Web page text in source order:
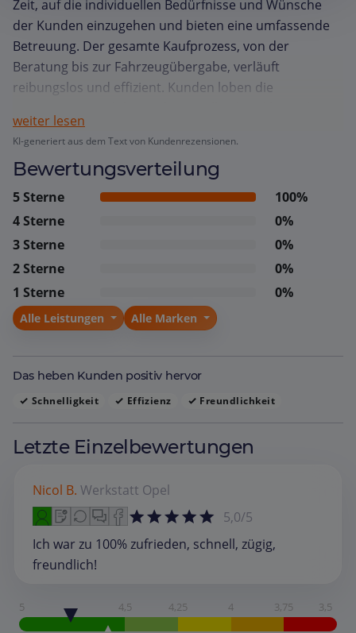
Zeit, auf die individuellen Bedürfnisse und Wünsche
der Kunden einzugehen und bieten eine umfassende
Betreuung. Der gesamte Kaufprozess, von der
Beratung bis zur Fahrzeugübergabe, verläuft
reibungslos und effizient. Kunden loben die
ihnen ein gutes Gefühl und Vertrauen in den Service
gibt. Die Möglichkeit, schnell und unkompliziert Hilfe zu
erhalten, wird ebenfalls sehr geschätzt. Insgesamt
fühlen sich die Kunden gut betreut und sind mit ihrer
weiter lesen
KI-generiert aus dem Text von Kundenrezensionen.
Bewertungsverteilung
5 Sterne
100%
4 Sterne
0%
3 Sterne
0%
2 Sterne
0%
1 Sterne
0%
Alle Leistungen Alle Marken
Das heben Kunden positiv hervor
Schnelligkeit Effizienz Freundlichkeit
Letzte Einzelbewertungen
Nicol B. Werkstatt Opel
5,0/5
Ich war zu 100% zufrieden, schnell, zügig,
freundlich!
5 4,5 4,25 4 3,75 3,5